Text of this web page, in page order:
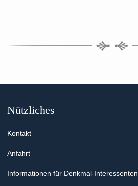
Nützliches
Kontakt
Anfahrt
Informationen für Denkmal-Interessenten